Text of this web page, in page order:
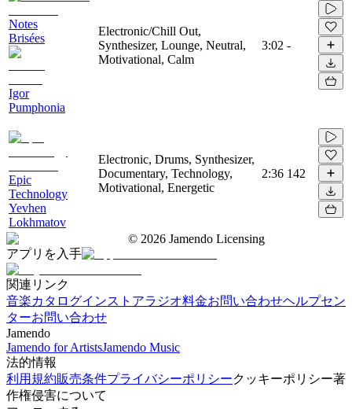
Notes
Brisées
Igor
Pumphonia
Electronic/Chill Out,
Synthesizer, Lounge, Neutral,
Motivational, Calm
3:02 -
Epic
Technology
Yevhen
Lokhmatov
Electronic, Drums, Synthesizer,
Documentary, Technology,
Motivational, Energetic
2:36 142
© 2026 Jamendo Licensing
アプリを入手
関連リンク
音楽カタログインストアラジオ料金お問い合わせヘルプセン
ターお問い合わせ
Jamendo
Jamendo for ArtistsJamendo Music
法的情報
利用規約販売条件プライバシーポリシークッキーポリシー著
作権侵害について